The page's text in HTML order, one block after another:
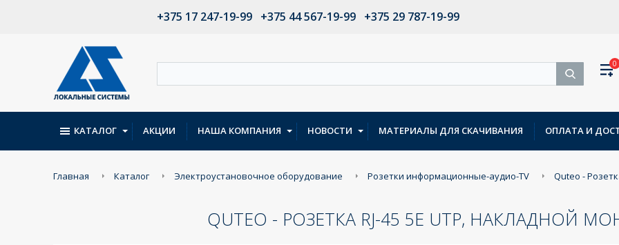
+375 17 247-19-99 +375 44 567-19-99 +375 29 787-19-99
0
КАТАЛОГ АКЦИИ НАША КОМПАНИЯ НОВОСТИ МАТЕРИАЛЫ ДЛЯ СКАЧИВАНИЯ ОПЛАТА И
Главная Каталог Электроустановочное оборудование Розетки информационные-аудио-TV Quteo -
QUTEO - РОЗЕТКА RJ-45 5E UTP, НАКЛАДНОЙ